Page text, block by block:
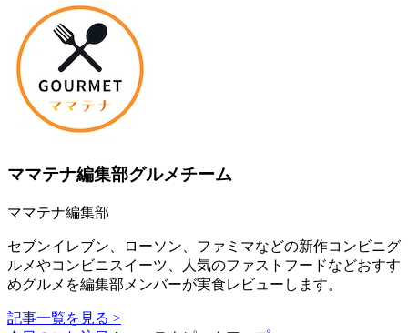
ママテナ編集部グルメチーム
ママテナ編集部
セブンイレブン、ローソン、ファミマなどの新作コンビニグ
ルメやコンビニスイーツ、人気のファストフードなどおすす
めグルメを編集部メンバーが実食レビューします。
記事一覧を見る >